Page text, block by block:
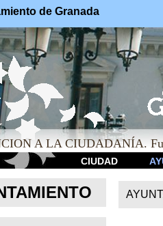
de Granada
A LA CIUDADANÍA.
CIUDAD